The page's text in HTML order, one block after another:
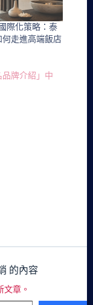
際化策略：泰
何走進高端飯店
牌介紹」中
的內容
文章。